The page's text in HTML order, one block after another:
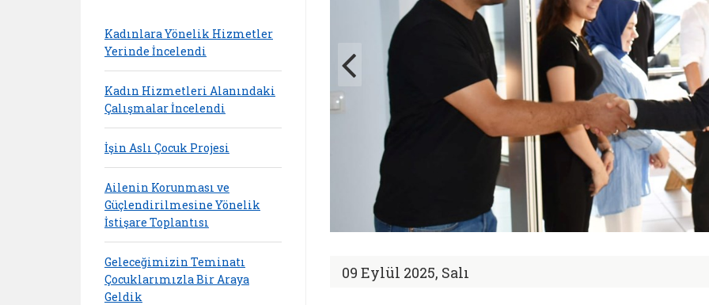
09 Eylül 2025, Salı
Kadınlara Yönelik Hizmetler
Yerinde İncelendi
Kadın Hizmetleri Alanındaki
Çalışmalar İncelendi
İşin Aslı Çocuk Projesi
Ailenin Korunması ve
Güçlendirilmesine Yönelik
İstişare Toplantısı
Geleceğimizin Teminatı
Çocuklarımızla Bir Araya
Geldik